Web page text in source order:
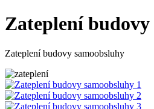
Zateplení budovy
Zateplení budovy samoobsluhy